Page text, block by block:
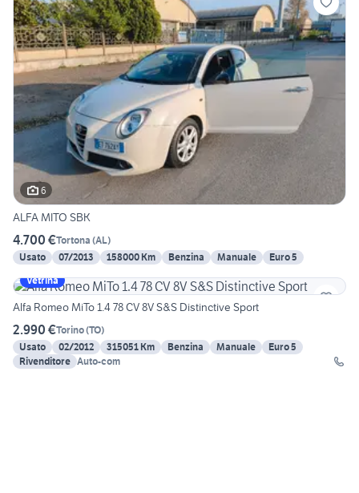
6
ALFA MITO SBK
4.700 €Tortona (AL)
Usato
07/2013 158000 Km Benzina Manuale
Euro 5
Vetrina
Alfa Romeo MiTo 1.4 78 CV 8V S&S Distinctive Sport
2.990 €Torino(TO)
Usato
02/2012 315051 Km Benzina Manuale
Euro 5
Rivenditore Auto-com